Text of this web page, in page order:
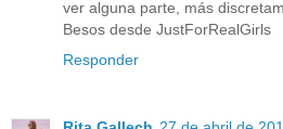
ver alguna parte, más
Besos desde JustForRealGirls
Responder